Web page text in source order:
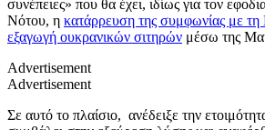
συνέπειες» που θα έχει, ιδίως για τον
Νότου, η κατάρρευση της συμφωνίας με
εξαγωγή ουκρανικών σιτηρών μέσω της
Advertisement
Advertisement
Σε αυτό το πλαίσιο, ανέδειξε την